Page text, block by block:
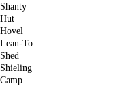
Shanty
Hut
Hovel
Lean-To
Shed
Shieling
Camp